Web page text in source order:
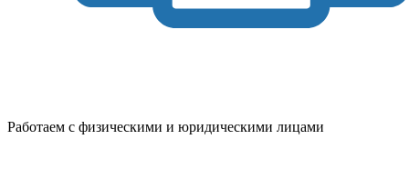
Работаем с физическими и юридическими лицами